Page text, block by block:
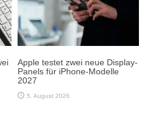
Apple testet zwei neue Display-
Panels für iPhone-Modelle
2027
5. August 2026